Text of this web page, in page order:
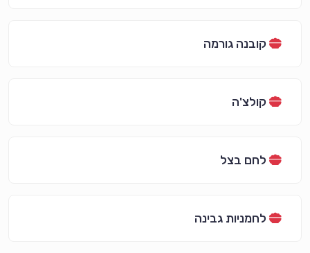
קובנה גורמה
קולצ'ה
לחם בצל
לחמניות גבינה